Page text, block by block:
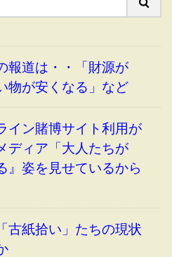
報道は・・「財源が
物が安くなる」など
イン賭博サイト利用が
ディア「大人たちが
』姿を見せているから
古紙拾い」たちの現状